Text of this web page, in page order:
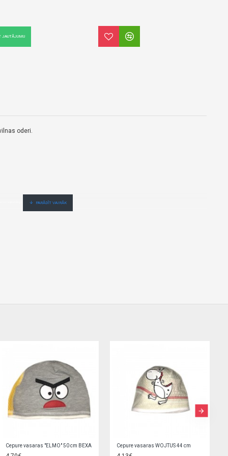
JAUTĀJUMU
oderi.
Cepure "BOY" divslāņu (44 cm) 0310